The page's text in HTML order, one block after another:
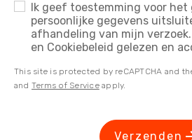
Ik geef toestemming voor
persoonlijke gegevens
afhandeling van mijn
en Cookiebeleid gelezen en
This site is protected by reCAPTCHA and
and Terms of Serviceapply.
Verzenden